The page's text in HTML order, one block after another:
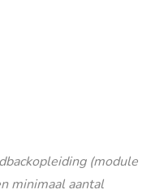
(module
minimaal aantal